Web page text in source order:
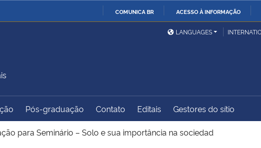
COMUNICA BR ACESSO À INFORMAÇÃO
e
Ministério da Defesa
Ministério das Relações
Exteriores
Ministério do
Desenvolvimento Regional
Controladoria-Geral da
União
LANGUAGES
Pós-graduação Contato Editais Gestores do sítio
para Seminário – Solo e sua importância na sociedad